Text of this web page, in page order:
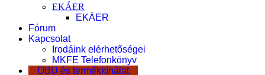
EKÁER
EKÁER
Fórum
Kapcsolat
Irodáink elérhetőségei
MKFE Telefonkönyv
OBU és termékkínálat